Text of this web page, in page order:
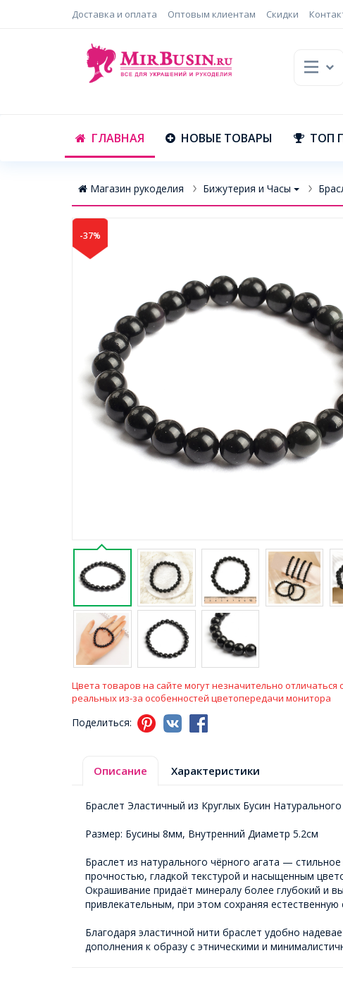
Доставка и оплата Оптовым клиентам Скидки
ГЛАВНАЯ НОВЫЕ ТОВАРЫ ТОП
Магазин рукоделия Бижутерия и Часы
-37%
Цвета товаров на сайте могут незначительно отличаться
реальных из-за особенностей цветопередачи монитора
Поделиться:
Описание Характеристики
Браслет Эластичный из Круглых Бусин
Размер: Бусины 8мм, Внутренний Диаметр 5.2см
Браслет из натурального чёрного агата —
прочностью, гладкой текстурой и насыщенным
Окрашивание придаёт минералу более глубокий и
привлекательным, при этом сохраняя естественную
Благодаря эластичной нити браслет удобно
дополнения к образу с этническими и